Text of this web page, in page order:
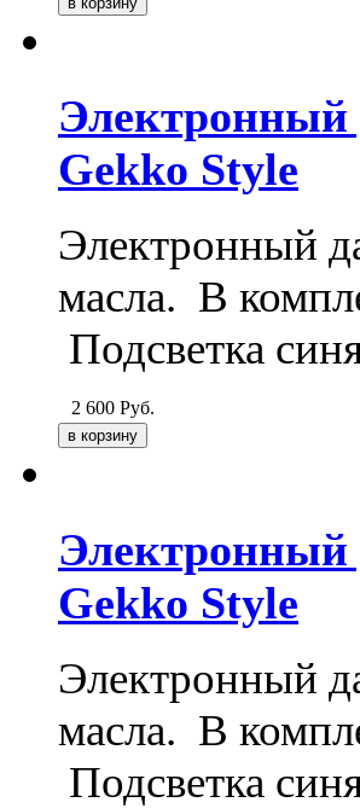
Электронный
Gekko Style
Электронный
масла. В
Подсветка
2 600 Руб.
Электронный
Gekko Style
Электронный
масла. В
Подсветка